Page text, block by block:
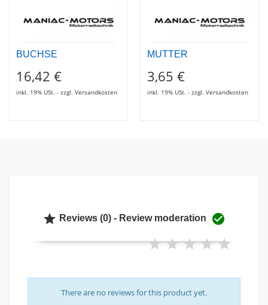
BUCHSE
16,42 €
inkl. 19% USt. - zzgl. Versandkosten
MUTTER
3,65 €
inkl. 19% USt. - zzgl. Versandkosten
 Reviews (0) - Review moderation 
There are no reviews for this product yet.